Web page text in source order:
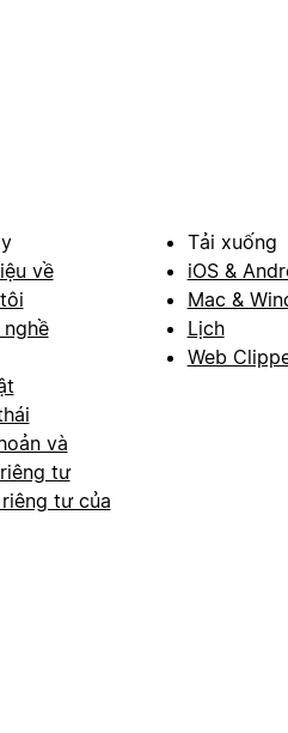
về
và
tư
tư của
Tải xuống
iOS &
Mac &
Lịch
Web